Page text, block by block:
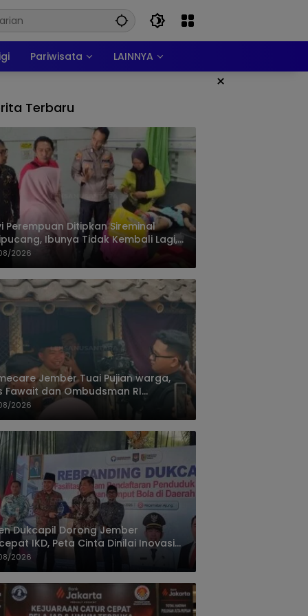
Pariwisata LAINNYA
×
Terbaru
Perempuan Ditipkan Sireminal
Ibunya Tidak Kembali Lagi,
Telusuri Keberadaan Orang Tua
2026
Jember Tuai Pujian warga,
Fawait dan Ombudsman RI
Layanan Kesehatan Rumah
2026
Dukcapil Dorong Jember
IKD, Peta Cinta Dinilai Inovasi
Terbaik
2026